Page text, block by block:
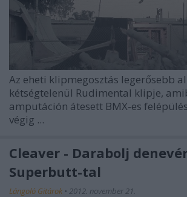
Az eheti klipmegosztás legerősebb
kétségtelenül Rudimental klipje,
amputáción átesett BMX-es
végig ...
Cleaver - Darabolj
Superbutt-tal
Lángoló Gitárok • 2012. november 21.